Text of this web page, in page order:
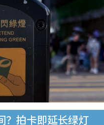
？拍卡即延长绿灯